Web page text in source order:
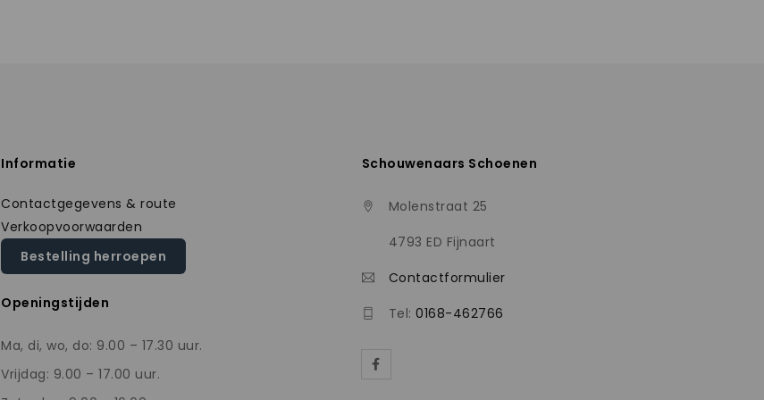
Informatie
Contactgegevens & route
Verkoopvoorwaarden
Bestelling herroepen
Openingstijden
Ma, di, wo, do: 9.00 – 17.30 uur.
Vrijdag: 9.00 – 17.00 uur.
Schouwenaars Schoenen
Molenstraat 25
4793 ED Fijnaart
Contactformulier
Tel:0168-462766